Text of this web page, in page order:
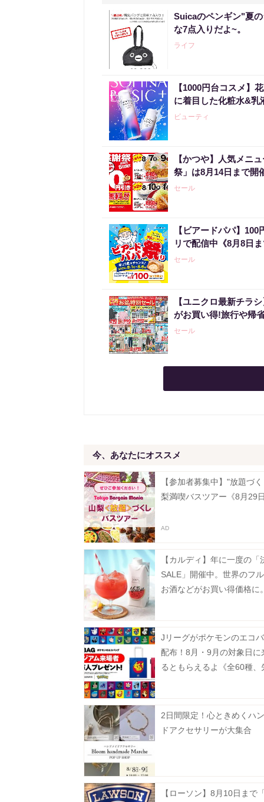
Suicaのペンギン"夏
な7点入りだよ~。
ライフ
【1000円台コスメ】
に着目した化粧水&乳
ビューティ
【かつや】人気メニ
祭」は8月14日まで開
セール
【ビアードパパ】
リで配信中《8月8日
セール
【ユニクロ最新チラ
がお買い得!旅行や帰
セール
今、あなたにオススメ
【参加者募集中】"放題づ
梨満喫バスツアー《8月29
【カルディ】年に一度の「
SALE」開催中。世界のフ
お酒などがお買い得価格に
Jリーグがポケモンのエコ
配布！8月・9月の対象日に
るともらえるよ《全60種、
2日間限定！心ときめくハ
ドアクセサリーが大集合
【ローソン】8月10日まで